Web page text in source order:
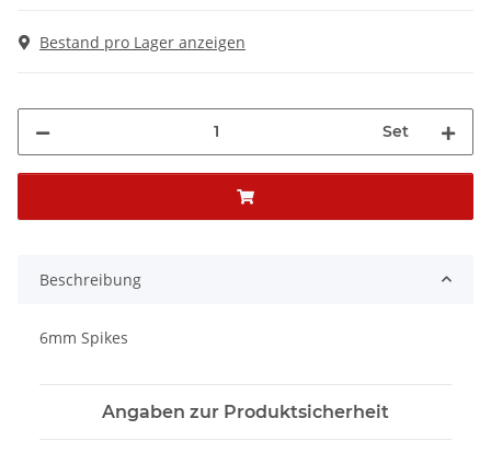
Bestand pro Lager anzeigen
Set
Beschreibung
6mm Spikes
Angaben zur Produktsicherheit